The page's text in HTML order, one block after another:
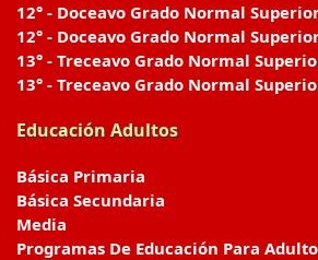
12° - Doceavo Grado Normal
12° - Doceavo Grado Normal
13° - Treceavo Grado Normal
13° - Treceavo Grado Normal
Educación Adultos
Básica Primaria
Básica Secundaria
Media
Programas De Educación Para